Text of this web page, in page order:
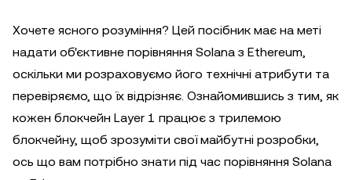
Хочете ясного розуміння? Цей посібник має на меті
надати об'єктивне порівняння Solana з Ethereum,
оскільки ми розраховуємо його технічні атрибути та
перевіряємо, що їх відрізняє. Ознайомившись з тим, як
кожен блокчейн Layer 1 працює з трилемою
блокчейну, щоб зрозуміти свої майбутні розробки,
ось що вам потрібно знати під час порівняння Solana